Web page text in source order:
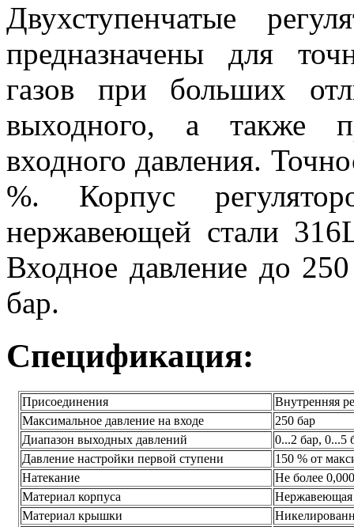
Двухступенчатые
предназначены для
газов при больших
выходного, а также
входного давления.
%. Корпус
нержавеющей стали
Входное давление до
бар.
Спецификация:
Присоединения
Внутренняя
Максимальное давление на входе
250 бар
Диапазон выходных давлений
0...2 бар, 0...5
Давление настройки первой ступени
150 % от
Натекание
Не более
Материал корпуса
Нержавеющая
Материал крышки